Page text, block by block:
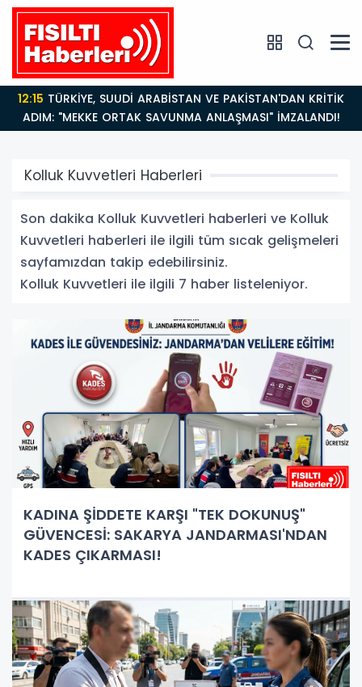
12:15
ADIM: "MEKKE ORTAK SAVUNMA ANLAŞMASI" İMZALANDI!
Kolluk Kuvvetleri Haberleri
Son dakika Kolluk Kuvvetleri haberleri ve Kolluk
Kuvvetleri haberleri ile ilgili tüm sıcak gelişmeleri
sayfamızdan takip edebilirsiniz.
Kolluk Kuvvetleri ile ilgili 7 haber listeleniyor.
KADINA ŞİDDETE KARŞI "TEK DOKUNUŞ"
GÜVENCESİ: SAKARYA JANDARMASI'NDAN
KADES ÇIKARMASI!